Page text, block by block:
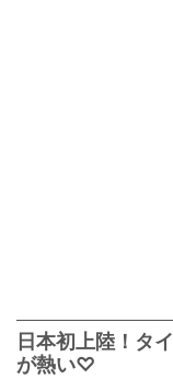
日本初上陸！タ
が熱い♡